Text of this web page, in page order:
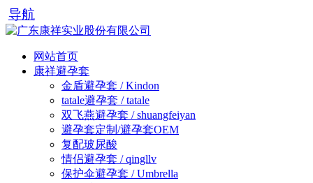
导航
网站首页
康祥避孕套
金盾避孕套 / Kindon
tatale避孕套 / tatale
双飞燕避孕套 / shuangfeiyan
避孕套定制/避孕套OEM
复配玻尿酸
情侣避孕套 / qingllv
保护伞避孕套 / Umbrella